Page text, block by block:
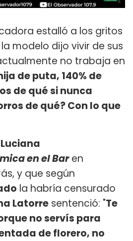
estalló a los gritos
modelo dijo vivir de sus
no trabaja en
de puta, 140% de
de qué si nunca
de qué? Con lo que
Luciana
en el Baren
y que según
la habría censurado
Latorre sentenció: "Te
no servís para
de florero, no